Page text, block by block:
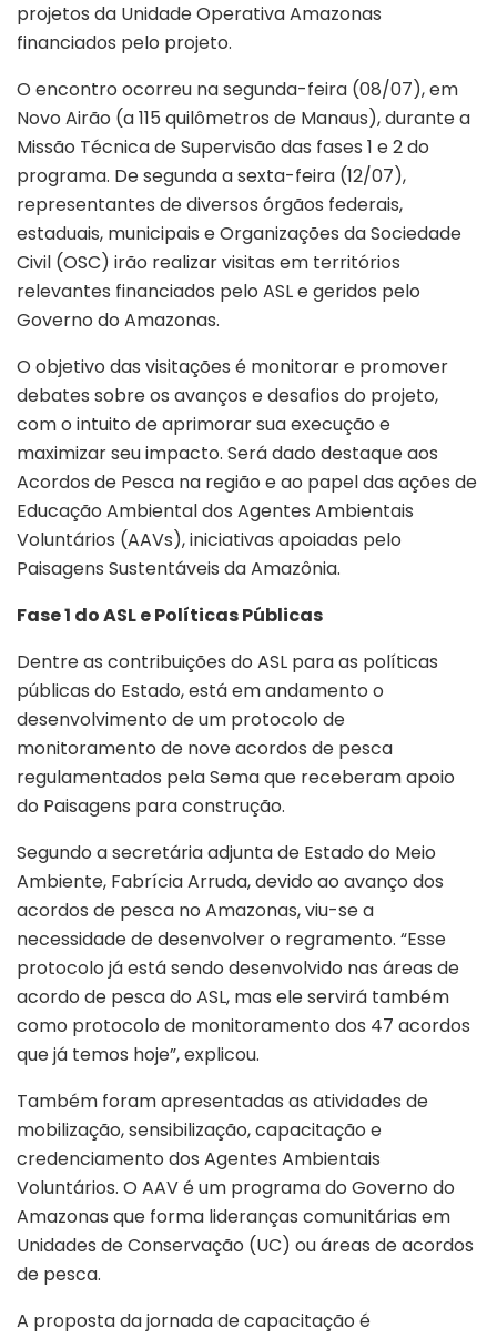
projetos da Unidade Operativa Amazonas
financiados pelo projeto.
O encontro ocorreu na segunda-feira (08/07), em
Novo Airão (a 115 quilômetros de Manaus), durante a
Missão Técnica de Supervisão das fases 1 e 2 do
programa. De segunda a sexta-feira (12/07),
representantes de diversos órgãos federais,
estaduais, municipais e Organizações da Sociedade
Civil (OSC) irão realizar visitas em territórios
relevantes financiados pelo ASL e geridos pelo
Governo do Amazonas.
O objetivo das visitações é monitorar e promover
debates sobre os avanços e desafios do projeto,
com o intuito de aprimorar sua execução e
maximizar seu impacto. Será dado destaque aos
Acordos de Pesca na região e ao papel das ações de
Educação Ambiental dos Agentes Ambientais
Voluntários (AAVs), iniciativas apoiadas pelo
Paisagens Sustentáveis da Amazônia.
Fase 1 do ASL e Políticas Públicas
Dentre as contribuições do ASL para as políticas
públicas do Estado, está em andamento o
desenvolvimento de um protocolo de
monitoramento de nove acordos de pesca
regulamentados pela Sema que receberam apoio
do Paisagens para construção.
Segundo a secretária adjunta de Estado do Meio
Ambiente, Fabrícia Arruda, devido ao avanço dos
acordos de pesca no Amazonas, viu-se a
necessidade de desenvolver o regramento. “Esse
protocolo já está sendo desenvolvido nas áreas de
acordo de pesca do ASL, mas ele servirá também
como protocolo de monitoramento dos 47 acordos
que já temos hoje”, explicou.
Também foram apresentadas as atividades de
mobilização, sensibilização, capacitação e
credenciamento dos Agentes Ambientais
Voluntários. O AAV é um programa do Governo do
Amazonas que forma lideranças comunitárias em
Unidades de Conservação (UC) ou áreas de acordos
de pesca.
A proposta da jornada de capacitação é